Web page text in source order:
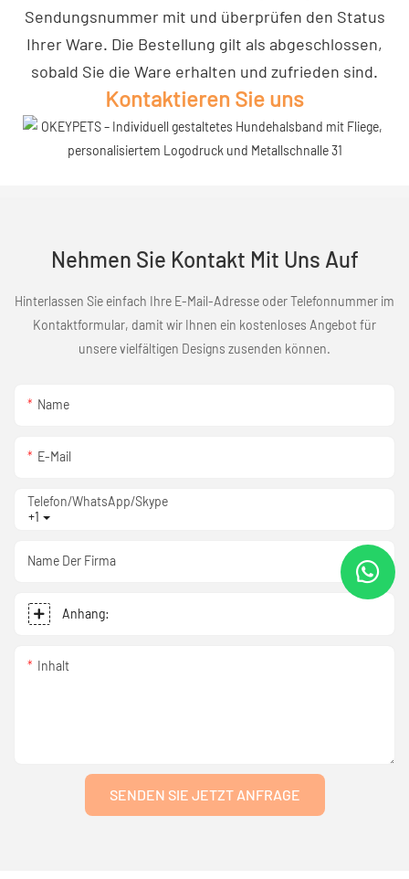
Sendungsnummer mit und überprüfen den Status
Ihrer Ware. Die Bestellung gilt als abgeschlossen,
sobald Sie die Ware erhalten und zufrieden sind.
Kontaktieren Sie uns
Nehmen Sie Kontakt Mit Uns Auf
Hinterlassen Sie einfach Ihre E-Mail-Adresse oder Telefonnummer im
Kontaktformular, damit wir Ihnen ein kostenloses Angebot für
unsere vielfältigen Designs zusenden können.
Name
E-Mail
+1
Telefon/WhatsApp/Skype
Name Der Firma
Anhang:
Inhalt
SENDEN SIE JETZT ANFRAGE